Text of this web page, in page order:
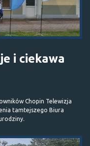
i ciekawa
Chopin Telewizja
tamtejszego Biura